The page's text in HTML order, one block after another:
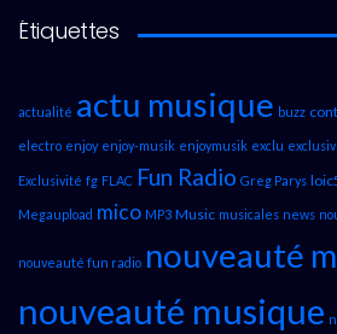
Étiquettes
actualité actu musique buzz
electro enjoy enjoy-musik enjoymusik exclu
Exclusivité fg FLAC Fun Radio Greg Parys
Megaupload mico MP3 Music musicales news
nouveauté fun radio nouveauté
nouveauté musique